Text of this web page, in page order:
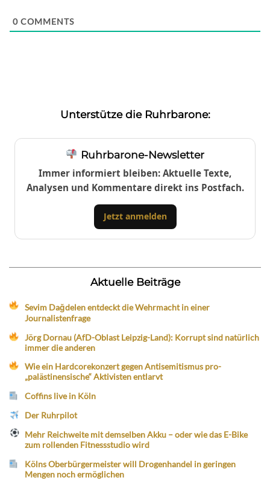
0 COMMENTS
Unterstütze die Ruhrbarone:
Ruhrbarone-Newsletter
Immer informiert bleiben: Aktuelle Texte,
Analysen und Kommentare direkt ins Postfach.
Jetzt anmelden
Aktuelle Beiträge
Sevim Dağdelen entdeckt die Wehrmacht in einer
Journalistenfrage
Jörg Dornau (AfD-Oblast Leipzig-Land): Korrupt sind natürlich
immer die anderen
Wie ein Hardcorekonzert gegen Antisemitismus pro-
„palästinensische“ Aktivisten entlarvt
Coffins live in Köln
Der Ruhrpilot
Mehr Reichweite mit demselben Akku – oder wie das E-Bike
zum rollenden Fitnessstudio wird
Kölns Oberbürgermeister will Drogenhandel in geringen
Mengen noch ermöglichen